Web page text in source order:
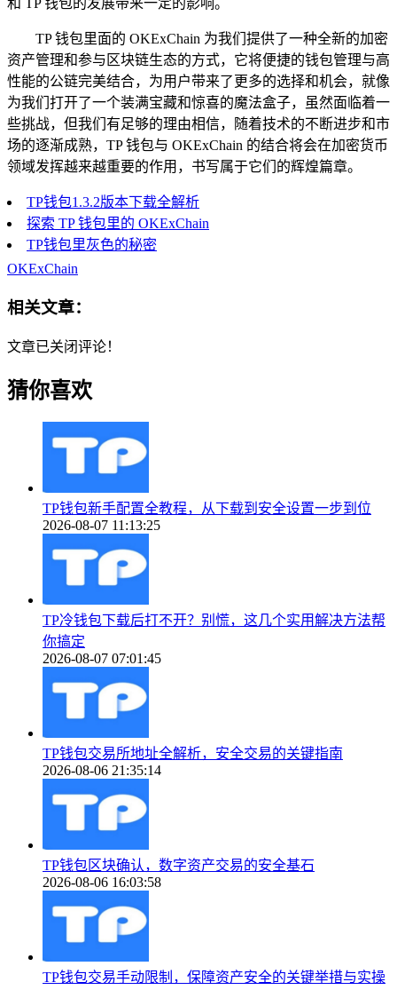
和 TP 钱包的发展带来一定的影响。
TP 钱包里面的 OKExChain 为我们提供了一种全新的加密
资产管理和参与区块链生态的方式，它将便捷的钱包管理与高
性能的公链完美结合，为用户带来了更多的选择和机会，就像
为我们打开了一个装满宝藏和惊喜的魔法盒子，虽然面临着一
些挑战，但我们有足够的理由相信，随着技术的不断进步和市
场的逐渐成熟，TP 钱包与 OKExChain 的结合将会在加密货币
领域发挥越来越重要的作用，书写属于它们的辉煌篇章。
TP钱包1.3.2版本下载全解析
探索 TP 钱包里的 OKExChain
TP钱包里灰色的秘密
OKExChain
相关文章：
文章已关闭评论！
猜你喜欢
TP钱包新手配置全教程，从下载到安全设置一步到位
2026-08-07 11:13:25
TP冷钱包下载后打不开？别慌，这几个实用解决方法帮
你搞定
2026-08-07 07:01:45
TP钱包交易所地址全解析，安全交易的关键指南
2026-08-06 21:35:14
TP钱包区块确认，数字资产交易的安全基石
2026-08-06 16:03:58
TP钱包交易手动限制，保障资产安全的关键举措与实操